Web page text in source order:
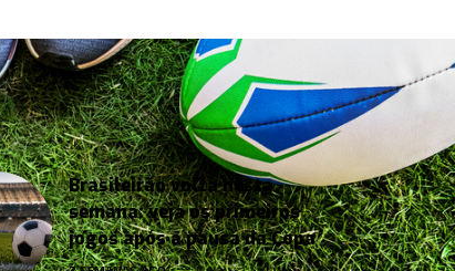
Brasileirão volta nesta
semana: veja os primeiros
jogos após a pausa da Copa